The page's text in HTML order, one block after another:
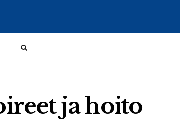
ja hoito